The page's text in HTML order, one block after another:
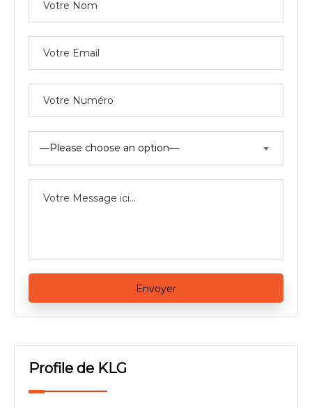
—Please choose an option—
Profile de KLG